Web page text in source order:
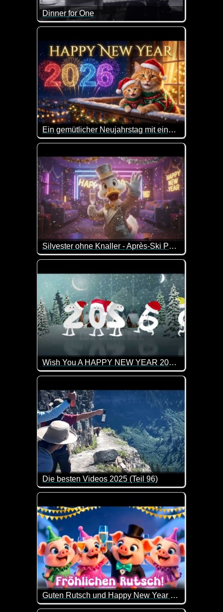
Dinner for One
Ein Klassiker und ein absolutes Muss für jedes
Ein gemütlicher Neujahrstag mit einer Katzenfamilie
Ein tolles Video wie die goldige Katzenfamilie
Silvester ohne Knaller - Après-Ski Party Song
Ganz egal ob ohne Feuerwerk, ohne Böller oder
Wish You A HAPPY NEW YEAR 2026, Goodbye 2025, Welcome 2026
Wir verabschieden 2025 und heißen 2026
Die besten Videos 2025 (Teil 96)
Eine tolle Zusammenstellung von lustigen
Guten Rutsch und Happy New Year 2026